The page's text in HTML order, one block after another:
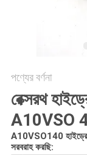
পণ্যের বর্ণনা
রেক্সরথ
A10VSO
A10VSO140
সরবরাহ করছি: